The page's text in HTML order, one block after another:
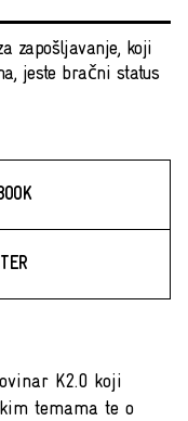
zapošljavanje, koji
jeste bračni status
K2.0 koji
temama te o